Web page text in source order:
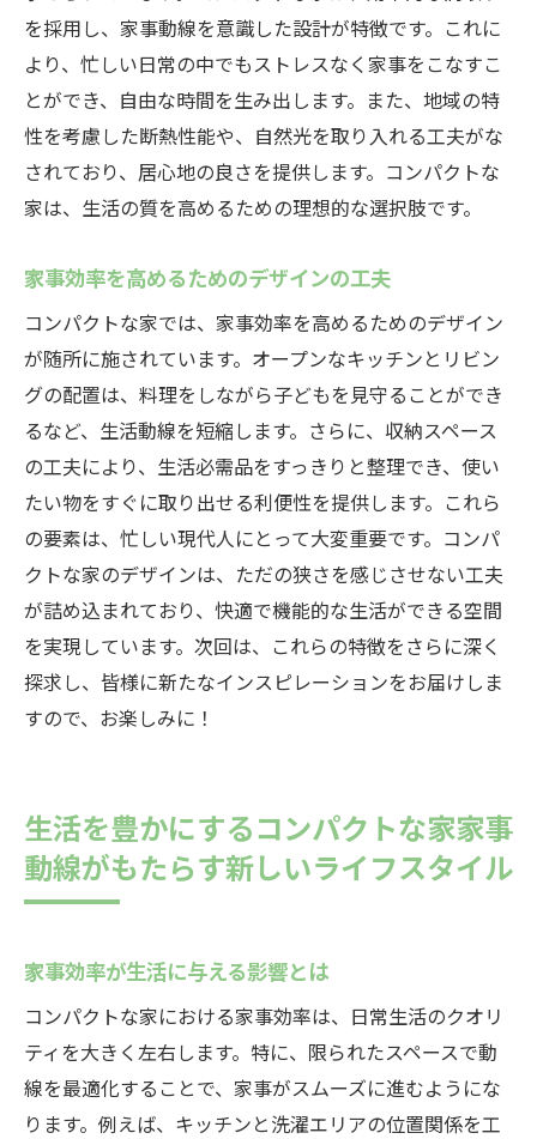
を採用し、家事動線を意識した設計が特徴です。これに
より、忙しい日常の中でもストレスなく家事をこなすこ
とができ、自由な時間を生み出します。また、地域の特
性を考慮した断熱性能や、自然光を取り入れる工夫がな
されており、居心地の良さを提供します。コンパクトな
家は、生活の質を高めるための理想的な選択肢です。
家事効率を高めるためのデザインの工夫
コンパクトな家では、家事効率を高めるためのデザイン
が随所に施されています。オープンなキッチンとリビン
グの配置は、料理をしながら子どもを見守ることができ
るなど、生活動線を短縮します。さらに、収納スペース
の工夫により、生活必需品をすっきりと整理でき、使い
たい物をすぐに取り出せる利便性を提供します。これら
の要素は、忙しい現代人にとって大変重要です。コンパ
クトな家のデザインは、ただの狭さを感じさせない工夫
が詰め込まれており、快適で機能的な生活ができる空間
を実現しています。次回は、これらの特徴をさらに深く
探求し、皆様に新たなインスピレーションをお届けしま
すので、お楽しみに！
生活を豊かにするコンパクトな家家事
動線がもたらす新しいライフスタイル
家事効率が生活に与える影響とは
コンパクトな家における家事効率は、日常生活のクオリ
ティを大きく左右します。特に、限られたスペースで動
線を最適化することで、家事がスムーズに進むようにな
ります。例えば、キッチンと洗濯エリアの位置関係を工